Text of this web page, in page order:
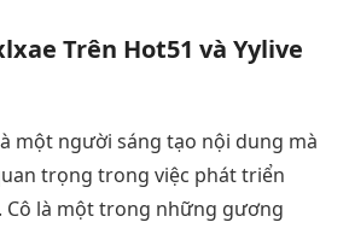
Trên Hot51 và Yylive
một người sáng tạo nội dung mà
trọng trong việc phát triển
Cô là một trong những gương